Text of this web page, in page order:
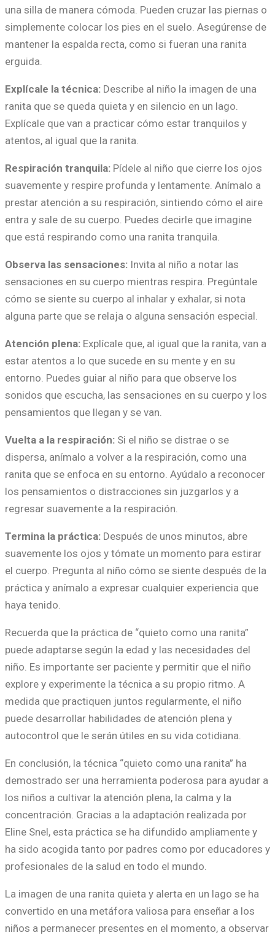
una silla de manera cómoda. Pueden cruzar las piernas o
simplemente colocar los pies en el suelo. Asegúrense de
mantener la espalda recta, como si fueran una ranita
erguida.
Explícale la técnica: Describe al niño la imagen de una
ranita que se queda quieta y en silencio en un lago.
Explícale que van a practicar cómo estar tranquilos y
atentos, al igual que la ranita.
Respiración tranquila: Pídele al niño que cierre los ojos
suavemente y respire profunda y lentamente. Anímalo a
prestar atención a su respiración, sintiendo cómo el aire
entra y sale de su cuerpo. Puedes decirle que imagine
que está respirando como una ranita tranquila.
Observa las sensaciones: Invita al niño a notar las
sensaciones en su cuerpo mientras respira. Pregúntale
cómo se siente su cuerpo al inhalar y exhalar, si nota
alguna parte que se relaja o alguna sensación especial.
Atención plena: Explícale que, al igual que la ranita, van a
estar atentos a lo que sucede en su mente y en su
entorno. Puedes guiar al niño para que observe los
sonidos que escucha, las sensaciones en su cuerpo y los
pensamientos que llegan y se van.
Vuelta a la respiración: Si el niño se distrae o se
dispersa, anímalo a volver a la respiración, como una
ranita que se enfoca en su entorno. Ayúdalo a reconocer
los pensamientos o distracciones sin juzgarlos y a
regresar suavemente a la respiración.
Termina la práctica: Después de unos minutos, abre
suavemente los ojos y tómate un momento para estirar
el cuerpo. Pregunta al niño cómo se siente después de la
práctica y anímalo a expresar cualquier experiencia que
haya tenido.
Recuerda que la práctica de “quieto como una ranita”
puede adaptarse según la edad y las necesidades del
niño. Es importante ser paciente y permitir que el niño
explore y experimente la técnica a su propio ritmo. A
medida que practiquen juntos regularmente, el niño
puede desarrollar habilidades de atención plena y
autocontrol que le serán útiles en su vida cotidiana.
En conclusión, la técnica “quieto como una ranita” ha
demostrado ser una herramienta poderosa para ayudar a
los niños a cultivar la atención plena, la calma y la
concentración. Gracias a la adaptación realizada por
Eline Snel, esta práctica se ha difundido ampliamente y
ha sido acogida tanto por padres como por educadores y
profesionales de la salud en todo el mundo.
La imagen de una ranita quieta y alerta en un lago se ha
convertido en una metáfora valiosa para enseñar a los
niños a permanecer presentes en el momento, a observar